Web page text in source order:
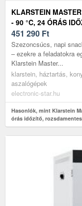
KLARSTEIN
- 90 °C, 24 ÓRÁS
451 290 Ft
Szezoncsúcs, napi
– ezekre a feladatokra
Klarstein Master...
klarstein, háztartás,
aszalógépek
electronic-star.hu
Hasonlók, mint Klarstein
órás időzítő,